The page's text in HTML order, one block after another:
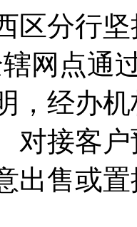
区分行
网点通
，经办
对接客
出售或